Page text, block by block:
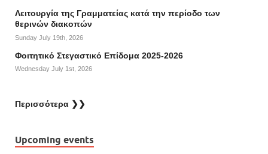
Λειτουργία της Γραμματείας κατά την περίοδο των
θερινών διακοπών
Sunday July 19th, 2026
Φοιτητικό Στεγαστικό Επίδομα 2025-2026
Wednesday July 1st, 2026
Περισσότερα ❯❯
Upcoming events